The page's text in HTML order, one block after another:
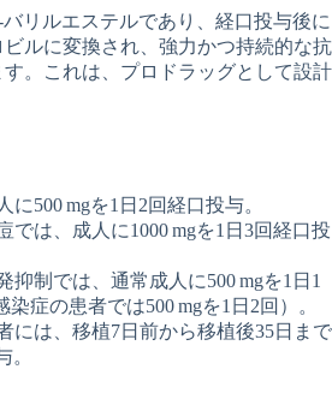
リルエステルであり、経口投与後に
ルに変換され、強力かつ持続的な抗
。これは、プロドラッグとして設計
500 mgを1日2回経口投与。
では、成人に1000 mgを1日3回経口投
抑制では、通常成人に500 mgを1日1
症の患者では500 mgを1日2回）。
には、移植7日前から移植後35日まで
。